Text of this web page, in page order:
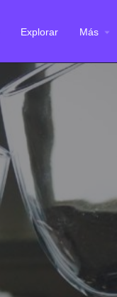
Explorar Más